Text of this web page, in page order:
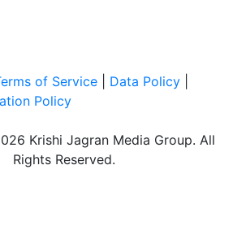
of Service Data Policy
Policy
Krishi Jagran Media Group. All
Rights Reserved.